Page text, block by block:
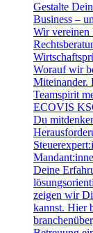
Gestalte
Business –
Wir vereinen
Worauf wir
Miteinander.
Teamspirit
ECOVIS
Du
Deine
zeigen wir
kannst. Hier